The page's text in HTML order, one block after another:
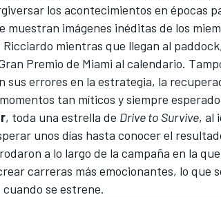
los acontecimientos en épocas
muestran imágenes inéditas de los
Ricciardo mientras que llegan al
Premio de Miami al calendario.
sus errores en la estrategia, la
tan míticos y siempre
, toda una estrella de Drive to Survive, al
unos días hasta conocer el
a lo largo de la campaña en la
carreras más emocionantes, lo que
se estrene.